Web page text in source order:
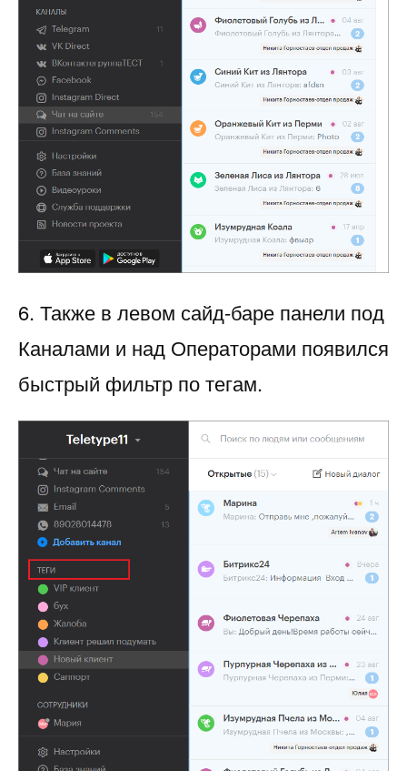
6. Также в левом сайд-баре панели под
Каналами и над Операторами появился
быстрый фильтр по тегам.